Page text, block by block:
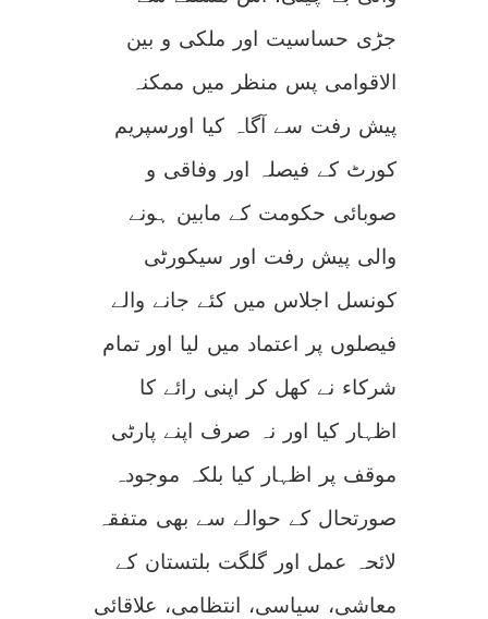
جڑی حساسیت اور ملکی و بین
الاقوامی پس منظر میں ممکنہ
پیش رفت سے آگاہ کیا اورسپریم
کورٹ کے فیصلہ اور وفاقی و
صوبائی حکومت کے مابین ہونے
والی پیش رفت اور سیکورٹی
کونسل اجلاس میں کئے جانے والے
فیصلوں پر اعتماد میں لیا اور تمام
شرکاء نے کھل کر اپنی رائے کا
اظہار کیا اور نہ صرف اپنے پارٹی
موقف پر اظہار کیا بلکہ موجودہ
صورتحال کے حوالے سے بھی متفقہ
لائحہ عمل اور گلگت بلتستان کے
معاشی، سیاسی، انتظامی، علاقائی